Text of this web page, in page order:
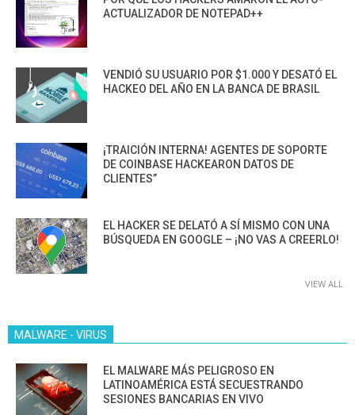
ACTUALIZADOR DE NOTEPAD++
VENDIÓ SU USUARIO POR $1.000 Y DESATÓ EL
HACKEO DEL AÑO EN LA BANCA DE BRASIL
¡TRAICIÓN INTERNA! AGENTES DE SOPORTE
DE COINBASE HACKEARON DATOS DE
CLIENTES”
EL HACKER SE DELATÓ A SÍ MISMO CON UNA
BÚSQUEDA EN GOOGLE – ¡NO VAS A CREERLO!
VIEW ALL
MALWARE - VIRUS
EL MALWARE MÁS PELIGROSO EN
LATINOAMÉRICA ESTÁ SECUESTRANDO
SESIONES BANCARIAS EN VIVO